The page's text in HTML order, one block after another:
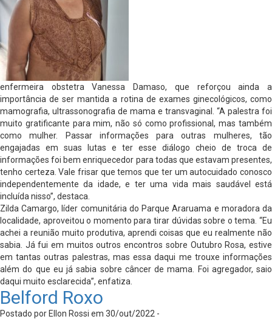
enfermeira obstetra Vanessa Damaso, que reforçou ainda a
importância de ser mantida a rotina de exames ginecológicos, como
mamografia, ultrassonografia de mama e transvaginal. “A palestra foi
muito gratificante para mim, não só como profissional, mas também
como mulher. Passar informações para outras mulheres, tão
engajadas em suas lutas e ter esse diálogo cheio de troca de
informações foi bem enriquecedor para todas que estavam presentes,
tenho certeza. Vale frisar que temos que ter um autocuidado conosco
independentemente da idade, e ter uma vida mais saudável está
incluída nisso”, destaca.
Zilda Camargo, líder comunitária do Parque Araruama e moradora da
localidade, aproveitou o momento para tirar dúvidas sobre o tema. “Eu
achei a reunião muito produtiva, aprendi coisas que eu realmente não
sabia. Já fui em muitos outros encontros sobre Outubro Rosa, estive
em tantas outras palestras, mas essa daqui me trouxe informações
além do que eu já sabia sobre câncer de mama. Foi agregador, saio
daqui muito esclarecida”, enfatiza.
Belford Roxo
Postado por Ellon Rossi em 30/out/2022 -